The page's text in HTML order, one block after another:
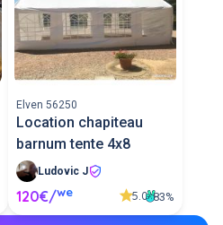
Elven 56250
Location chapiteau
barnum tente 4x8
Ludovic J
120€/we 5.0 83%